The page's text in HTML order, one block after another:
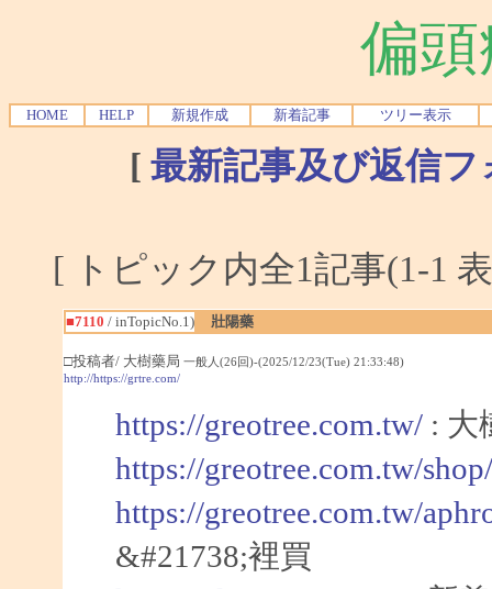
偏
HOME HELP 新規作成 新着記事 ツリー表示
[ 最新記事及び返信
[ トピック内全1記事(1-1
■7110 / inTopicNo.1) 壯陽藥
□投稿者/ 大樹藥局 一般人(26回)-(2025/12/23(Tue) 21:33:48)
http://https://grtre.com/
https://greotree.com.tw/: 大
https://greotree.com.tw/
https://greotree.com.tw/
&#21738;裡買